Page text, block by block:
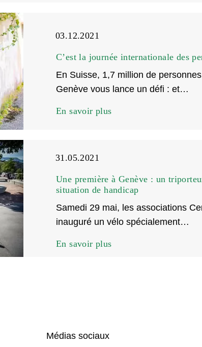
03.12.2021
C’est la journée internationale des
En Suisse, 1,7 million de
Genève vous lance un défi : et…
En savoir plus
31.05.2021
Une première à Genève : un
situation de handicap
Samedi 29 mai, les associations
inauguré un vélo spécialement…
En savoir plus
Médias sociaux